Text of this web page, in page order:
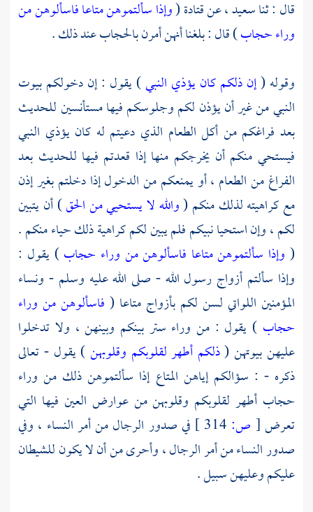
قال : ثناسعيد ،عنقتادة(وإذا سألتموهن متاعا فاسألوهن من
وراء حجاب) قال : بلغنا أنهن أمرن بالحجاب عند ذلك .
وقوله (إن ذلكم كان يؤذي النبي) يقول : إن دخولكم بيوت
النبي من غير أن يؤذن لكم وجلوسكم فيها مستأنسين للحديث
بعد فراغكم من أكل الطعام الذي دعيتم له كان يؤذي النبي
فيستحي منكم أن يخرجكم منها إذا قعدتم فيها للحديث بعد
الفراغ من الطعام ، أو يمنعكم من الدخول إذا دخلتم بغير إذن
مع كراهيته لذلك منكم (والله لا يستحيي من الحق) أن يتبين
لكم ، وإن استحيا نبيكم فلم يبين لكم كراهية ذلك حياء منكم .
( وإذا سألتموهن متاعا فاسألوهن من وراء حجاب) يقول :
وإذا سألتم أزواج رسول الله - صلى الله عليه وسلم - ونساء
المؤمنين اللواتي لسن لكم بأزواج متاعا ( فاسألوهن من وراء
حجاب ) يقول : من وراء ستر بينكم وبينهن ، ولا تدخلوا
عليهن بيوتهن (ذلكم أطهر لقلوبكم وقلوبهن) يقول - تعالى
ذكره - : سؤالكم إياهن المتاع إذا سألتموهن ذلك من وراء
حجاب أطهر لقلوبكم وقلوبهن من عوارض العين فيها التي
تعرض[ ص:
في صدور الرجال من أمر النساء ، وفي
صدور النساء من أمر الرجال ، وأحرى من أن لا يكون للشيطان
عليكم وعليهن سبيل .